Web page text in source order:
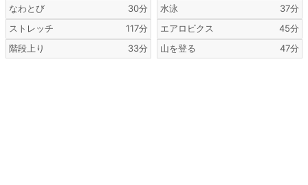
なわとび
30分
ストレッチ
117分
階段上り
33分
水泳
37分
エアロビクス
45分
山を登る
47分